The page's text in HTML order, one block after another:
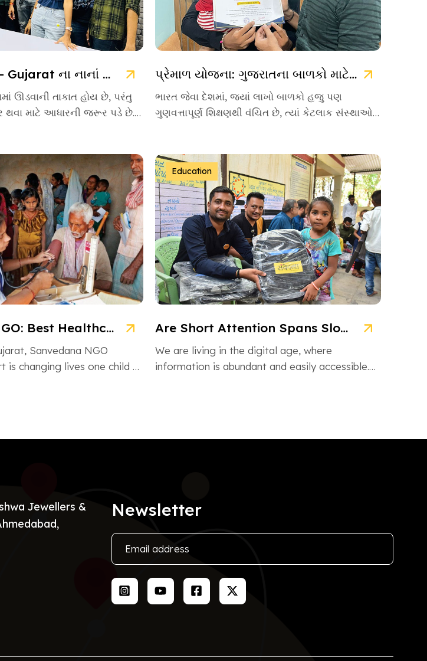
પ્રેમાળ યોજના – Gujarat ના નાનાં બાળકો માટે આશાની નવી કિરણ
ઊડવાની તાકાત હોય છે, પરંતુ
થવા માટે આધારની જરૂર પડે છે.
પ્રેમાળ યોજના: ગુજરાતના બાળકો માટે ઉજ્જવળ ભવિષ્યની ચાવી
ભારત જેવા દેશમાં, જ્યાં લાખો બાળકો હજુ પણ
ગુણવત્તાપૂર્ણ શિક્ષણથી વંચિત છે, ત્યાં કેટલાક સંસ્થાઓ
Sanvedana NGO: Best Healthcare & Cancer Support in Gujarat
Sanvedana NGO
is changing lives one child at
Education
Are Short Attention Spans Slowing Down Children’s Learning?
We are living in the digital age, where
information is abundant and easily accessible.
Jewellers &
Newsletter